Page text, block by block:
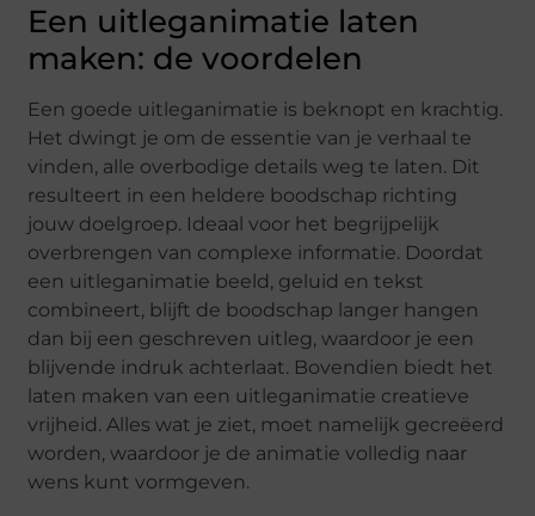
Een uitleganimatie laten
maken: de voordelen
Een goede uitleganimatie is beknopt en krachtig.
Het dwingt je om de essentie van je verhaal te
vinden, alle overbodige details weg te laten. Dit
resulteert in een heldere boodschap richting
jouw doelgroep. Ideaal voor het begrijpelijk
overbrengen van complexe informatie. Doordat
een uitleganimatie beeld, geluid en tekst
combineert, blijft de boodschap langer hangen
dan bij een geschreven uitleg, waardoor je een
blijvende indruk achterlaat. Bovendien biedt het
laten maken van een uitleganimatie creatieve
vrijheid. Alles wat je ziet, moet namelijk gecreëerd
worden, waardoor je de animatie volledig naar
wens kunt vormgeven.